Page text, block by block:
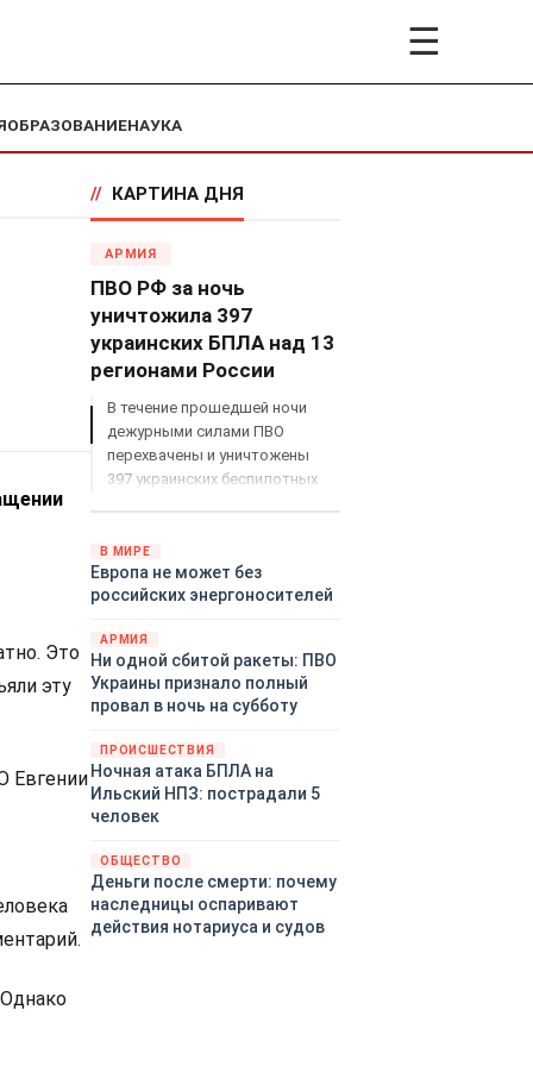
☰
ОБРАЗОВАНИЕНАУКА
Это
эту
Евгении
// КАРТИНА ДНЯ
АРМИЯ
ПВО РФ за ночь
уничтожила 397
украинских БПЛА над 13
регионами России
В течение прошедшей ночи
дежурными силами ПВО
перехвачены и уничтожены
397 украинских беспилотных
территориями Белгородской,
Брянской, Воронежской,
Курской, Липецкой,
Ростовской, Рязанской,
Самарской, Саратовской,
Тамбовской, Тульской
областей, Краснодарского
края, Республики Крым и над
акваторией Азовского моря.
В МИРЕ
Европа не может без
российских энергоносителей
АРМИЯ
Ни одной сбитой ракеты: ПВО
Украины признало полный
провал в ночь на субботу
ПРОИСШЕСТВИЯ
Ночная атака БПЛА на
Ильский НПЗ: пострадали 5
человек
ОБЩЕСТВО
Деньги после смерти: почему
наследницы оспаривают
действия нотариуса и судов